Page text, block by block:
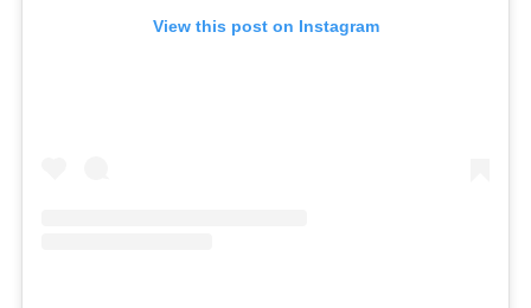
View this post on Instagram